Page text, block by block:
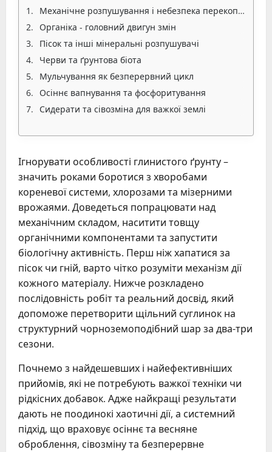
Механічне розпушування і небезпека перекопування
Органіка - головний двигун змін
Пісок та інші мінеральні розпушувачі
Черви та ґрунтова біота
Мульчування як безперервний цикл
Осіннє вапнування та фосфоритування
Сидерати та сівозміна для важкої землі
Ігнорувати особливості глинистого ґрунту –
значить роками боротися з хворобами
кореневої системи, хлорозами та мізерними
врожаями. Доведеться попрацювати над
механічним складом, наситити товщу
органічними компонентами та запустити
біологічну активність. Перш ніж хапатися за
пісок чи гній, варто чітко розуміти механізм дії
кожного матеріалу. Нижче розкладено
послідовність робіт та реальний досвід, який
допоможе перетворити щільний суглинок на
структурний чорноземоподібний шар за два-три
сезони.
Почнемо з найдешевших і найефективніших
прийомів, які не потребують важкої техніки чи
рідкісних добавок. Адже найкращі результати
дають не поодинокі хаотичні дії, а системний
підхід, що враховує осіннє та весняне
оброблення, сівозміну та безперервне